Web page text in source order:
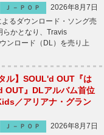
Ｊ－ＰＯＰ
2026年8月7日
るダウンロード・ソング売
らかとなり、Travis
ンロード（DL）を売り上
ル】SOUL'd OUT『は
OUT』DLアルバム首位
／アリアナ・グラン
Ｊ－ＰＯＰ
2026年8月7日